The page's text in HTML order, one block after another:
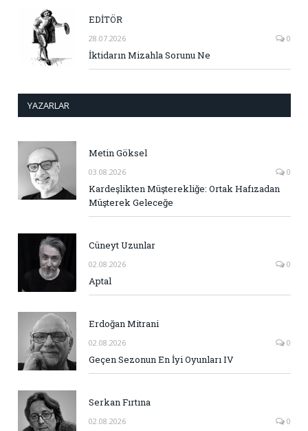
EDİTÖR
28.07.2026 0
İktidarın Mizahla Sorunu Ne
YAZARLAR
Metin Göksel
03.08.2026 0
Kardeşlikten Müşterekliğe: Ortak Hafızadan
Müşterek Geleceğe
Cüneyt Uzunlar
02.08.2026 0
Aptal
Erdoğan Mitrani
02.08.2026 0
Geçen Sezonun En İyi Oyunları IV
Serkan Fırtına
02.08.2026 0